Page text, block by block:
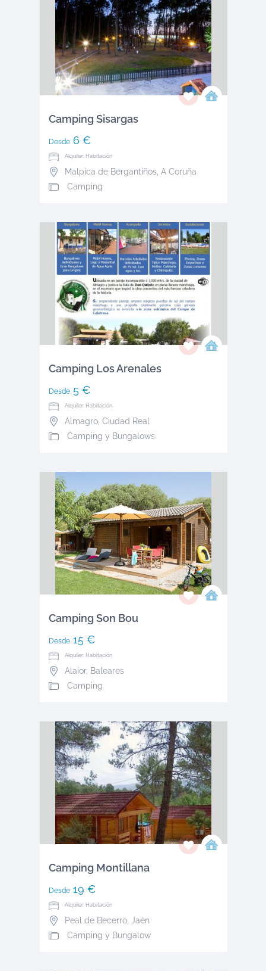
Camping Sisargas
Desde6 €
Alquiler: Habitación
Malpica de Bergantiños, A Coruña
Camping
Camping Los Arenales
Desde5 €
Alquiler: Habitación
Almagro, Ciudad Real
Camping y Bungalows
Camping Son Bou
Desde15 €
Alquiler: Habitación
Alaior, Baleares
Camping
Camping Montillana
Desde19 €
Alquiler: Habitación
Peal de Becerro,
Jaén
Camping y Bungalow